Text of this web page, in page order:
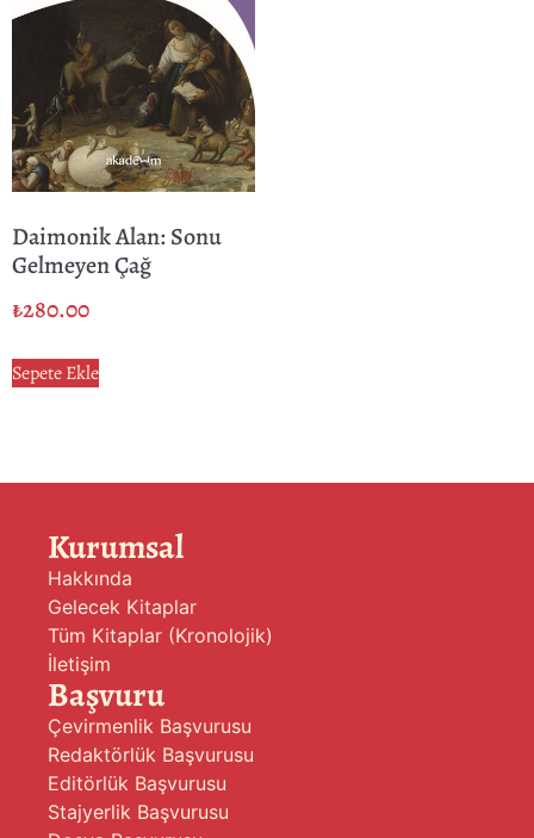
Daimonik Alan: Sonu
Gelmeyen Çağ
₺280.00
Sepete Ekle
Kurumsal
Hakkında
Gelecek Kitaplar
Tüm Kitaplar (Kronolojik)
İletişim
Başvuru
Çevirmenlik Başvurusu
Redaktörlük Başvurusu
Editörlük Başvurusu
Stajyerlik Başvurusu